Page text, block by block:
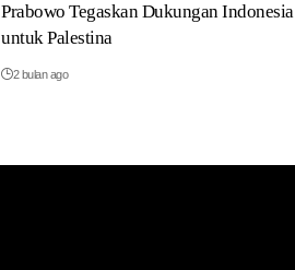
Prabowo Tegaskan Dukungan Indonesia
untuk Palestina
2 bulan ago